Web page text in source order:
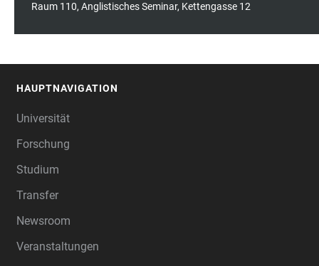
Raum 110, Anglistisches Seminar, Kettengasse 12
HAUPTNAVIGATION
Universität
Forschung
Studium
Transfer
Newsroom
Veranstaltungen